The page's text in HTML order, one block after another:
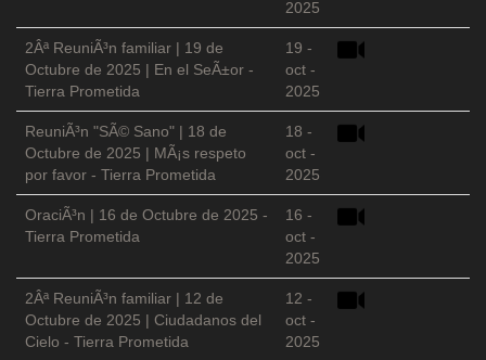
2025
2Âª ReuniÃ³n familiar | 19 de
Octubre de 2025 | En el SeÃ±or -
Tierra Prometida
19 -
oct -
2025
ReuniÃ³n "SÃ© Sano" | 18 de
Octubre de 2025 | MÃ¡s respeto
por favor - Tierra Prometida
18 -
oct -
2025
OraciÃ³n | 16 de Octubre de 2025 -
Tierra Prometida
16 -
oct -
2025
2Âª ReuniÃ³n familiar | 12 de
Octubre de 2025 | Ciudadanos del
Cielo - Tierra Prometida
12 -
oct -
2025